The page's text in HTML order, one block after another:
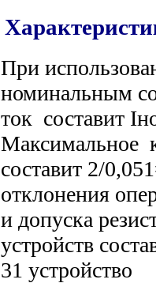
При
номинальным
ток составит
Максимальное
составит 2/
отклонения
и допуска
устройств
31 устройство